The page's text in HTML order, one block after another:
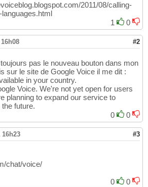
2011/08/calling-
1
0
16h08 #2
pas le nouveau bouton dans mon
sur le site de Google Voice il me dit :
in your country.
Voice. We're not yet open for users
planning to expand our service to
future.
0
0
16h23 #3
chat/voice/
0
0